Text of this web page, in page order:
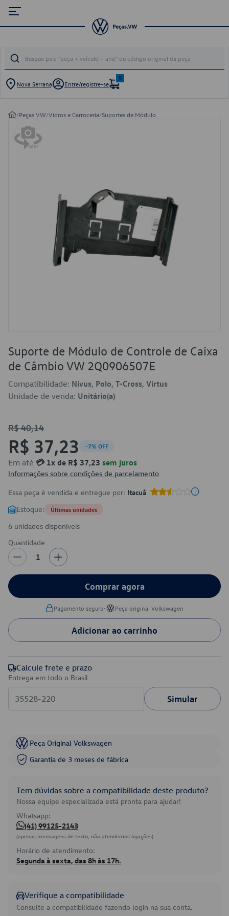
Nova Serrana Entre/registre-se
0
/Peças VW/Vidros e Carroceria/Suportes de Módulo
Suporte de Módulo de Controle de Caixa
de Câmbio VW 2Q0906507E
Compatibilidade: Nivus, Polo, T-Cross, Virtus
Unidade de venda: Unitário(a)
R$ 40,14
R$ 37,23 -7% OFF
Em até 💳 1x de R$ 37,23 sem juros
Informações sobre condições de parcelamento
Essa peça é vendida e entregue por: Itacuã
Estoque: Últimas unidades
6 unidades disponíveis
Quantidade
1
Comprar agora
Pagamento seguro• Peça original Volkswagen
Adicionar ao carrinho
Calcule frete e prazo
Entrega em todo o Brasil
Simular
Peça Original Volkswagen
Garantia de 3 meses de fábrica
Tem dúvidas sobre a compatibilidade deste produto?
Nossa equipe especializada está pronta para ajudar!
Whatsapp:
(41) 99125-2143
(apenas mensagens de texto, não atendemos ligações)
Horário de atendimento:
Segunda à sexta, das 8h às 17h.
Verifique a compatibilidade
Consulte a compatibilidade fazendo login na sua conta.